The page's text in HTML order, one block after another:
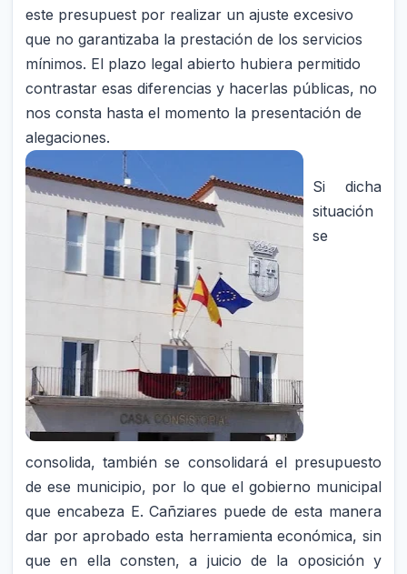
este presupuest por realizar un ajuste excesivo
que no garantizaba la prestación de los servicios
mínimos. El plazo legal abierto hubiera permitido
contrastar esas diferencias y hacerlas públicas, no
nos consta hasta el momento la presentación de
alegaciones.
Si dicha
situación
se
consolida, también se consolidará el presupuesto
de ese municipio, por lo que el gobierno municipal
que encabeza E. Cañziares puede de esta manera
dar por aprobado esta herramienta económica, sin
que en ella consten, a juicio de la oposición y